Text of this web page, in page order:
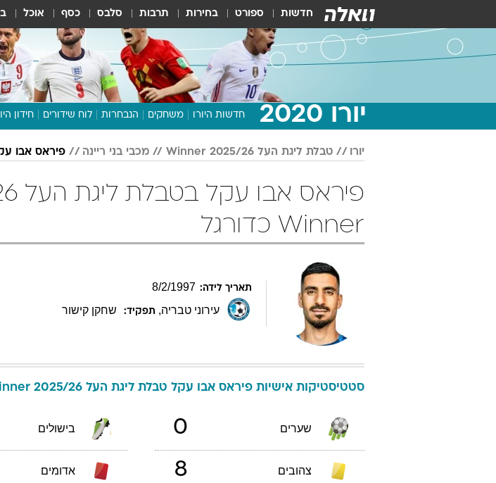
חדשות ספורט בחירות תרבות סלבס כסף אוכל
יורו 2020 חדשות היורו משחקים הנבחרות לוח שידורים חידון
יורו טבלת ליגת העל 2025/26 Winner מכבי בני ריינה פיראס אבו
Winner כדורגל
תאריך לידה: 8/2/1997
עירוני טבריה, תפקיד: שחקן קישור
סטטיסטיקות אישיות פיראס אבו עקל טבלת ליגת העל 2025/26 Winner
שערים 0 בישולים
צהובים 8 אדומים